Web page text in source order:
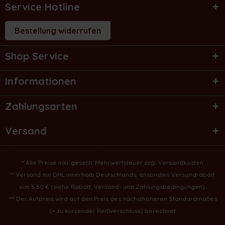
Service Hotline
Bestellung widerrufen
Shop Service
Informationen
Zahlungsarten
Versand
* Alle Preise inkl. gesetzl. Mehrwertsteuer zzgl. Versandkosten
** Versand mit DHL innerhalb Deutschlands, ansonsten Versandrabatt
von 5,50 € (siehe Rabatt, Versand- und Zahlungsbedingungen).
*** Der Aufpreis wird auf den Preis des nächsthöheren Standardmaßes
(= zu kürzender Reißverschluss) berechnet